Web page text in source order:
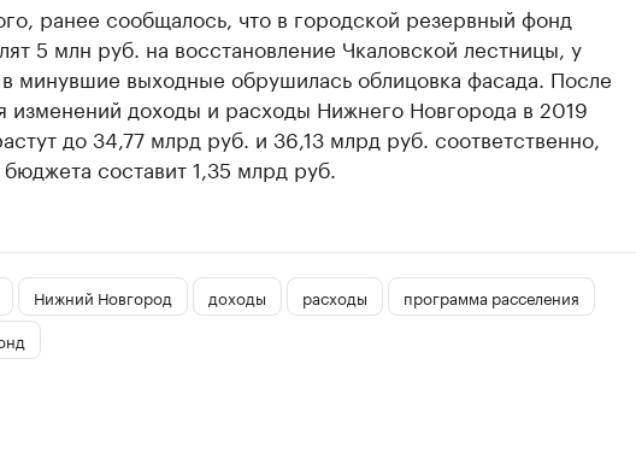
ранее сообщалось, что в городской резервный фонд
5 млн руб. на восстановление Чкаловской лестницы, у
минувшие выходные обрушилась облицовка фасада. После
изменений доходы и расходы Нижнего Новгорода в 2019
до 34,77 млрд руб. и 36,13 млрд руб. соответственно,
составит 1,35 млрд руб.
Нижний Новгород доходы расходы
программа расселения